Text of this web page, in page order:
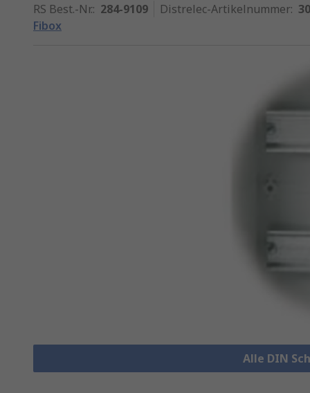
RS Best.-Nr.: 284-9109 Distrelec-Artikelnummer:
Fibox
Alle DIN